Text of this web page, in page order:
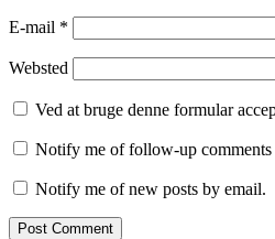
E-mail *
Websted
Ved at bruge denne formular
Notify me of follow-up comments
Notify me of new posts by email.